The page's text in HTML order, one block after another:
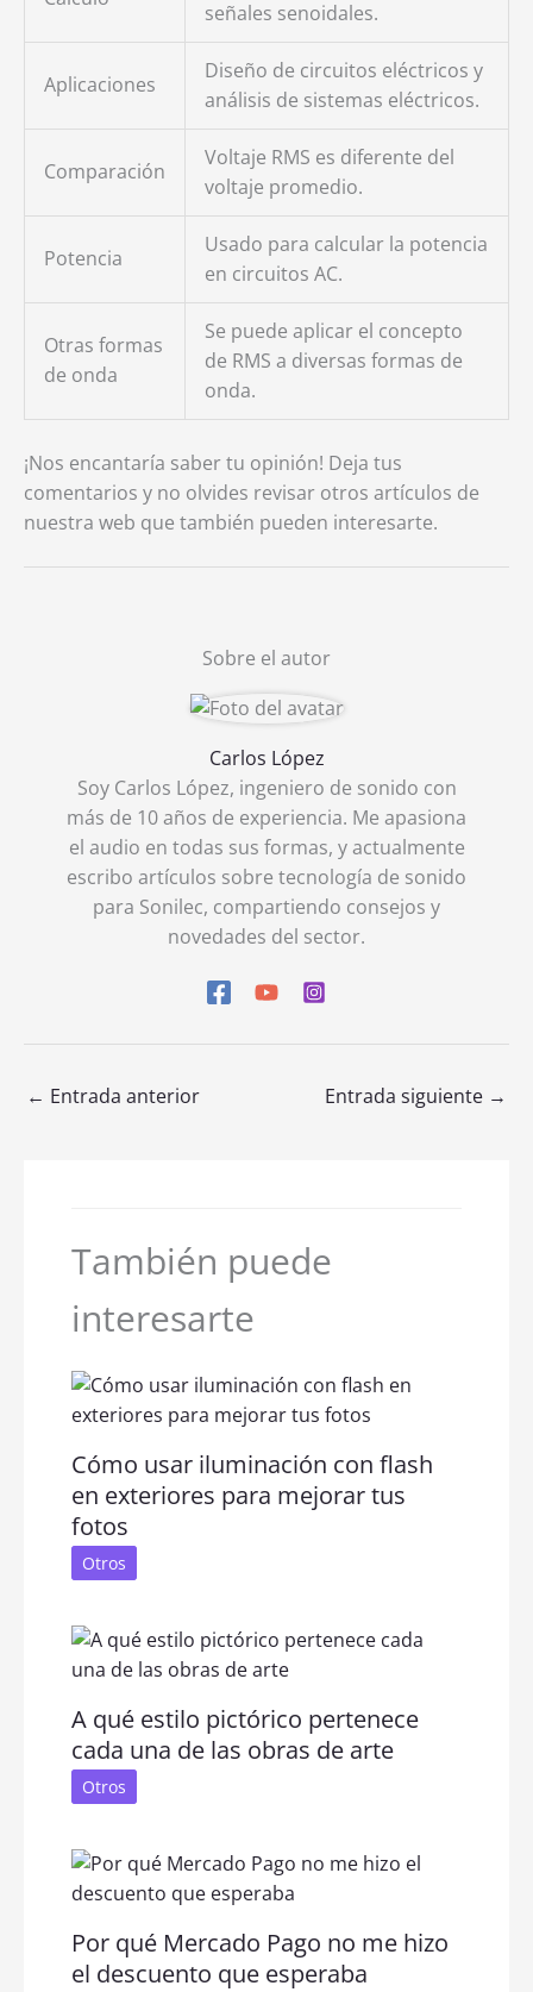
señales senoidales.
Aplicaciones
Diseño de circuitos eléctricos y
análisis de sistemas eléctricos.
Comparación
Voltaje RMS es diferente del
voltaje promedio.
Potencia
Usado para calcular la potencia
en circuitos AC.
Otras formas
de onda
Se puede aplicar el concepto
de RMS a diversas formas de
onda.
¡Nos encantaría saber tu opinión! Deja tus
comentarios y no olvides revisar otros artículos de
nuestra web que también pueden interesarte.
Sobre el autor
Carlos López
Soy Carlos López, ingeniero de sonido con
más de 10 años de experiencia. Me apasiona
el audio en todas sus formas, y actualmente
escribo artículos sobre tecnología de sonido
para Sonilec, compartiendo consejos y
novedades del sector.
← Entrada anterior Entrada siguiente →
También puede
interesarte
Cómo usar iluminación con flash
en exteriores para mejorar tus
fotos
Otros
A qué estilo pictórico pertenece
cada una de las obras de arte
Otros
Por qué Mercado Pago no me hizo
el descuento que esperaba